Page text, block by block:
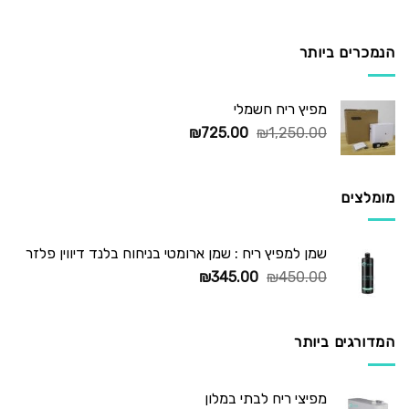
הנמכרים ביותר
מפיץ ריח חשמלי
₪1,250.00
המחיר
₪725.00
המחיר
מומלצים
שמן למפיץ ריח : שמן ארומטי בניחוח בלנד דיווין פלזר
₪450.00
המחיר
₪345.00
המחיר
המדורגים ביותר
מפיצי ריח לבתי במלון